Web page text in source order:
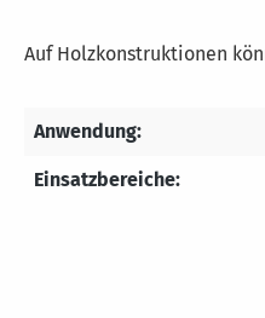
Auf Holzkonstruktionen
Anwendung:
Einsatzbereiche: